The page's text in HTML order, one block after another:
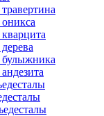
булыжника